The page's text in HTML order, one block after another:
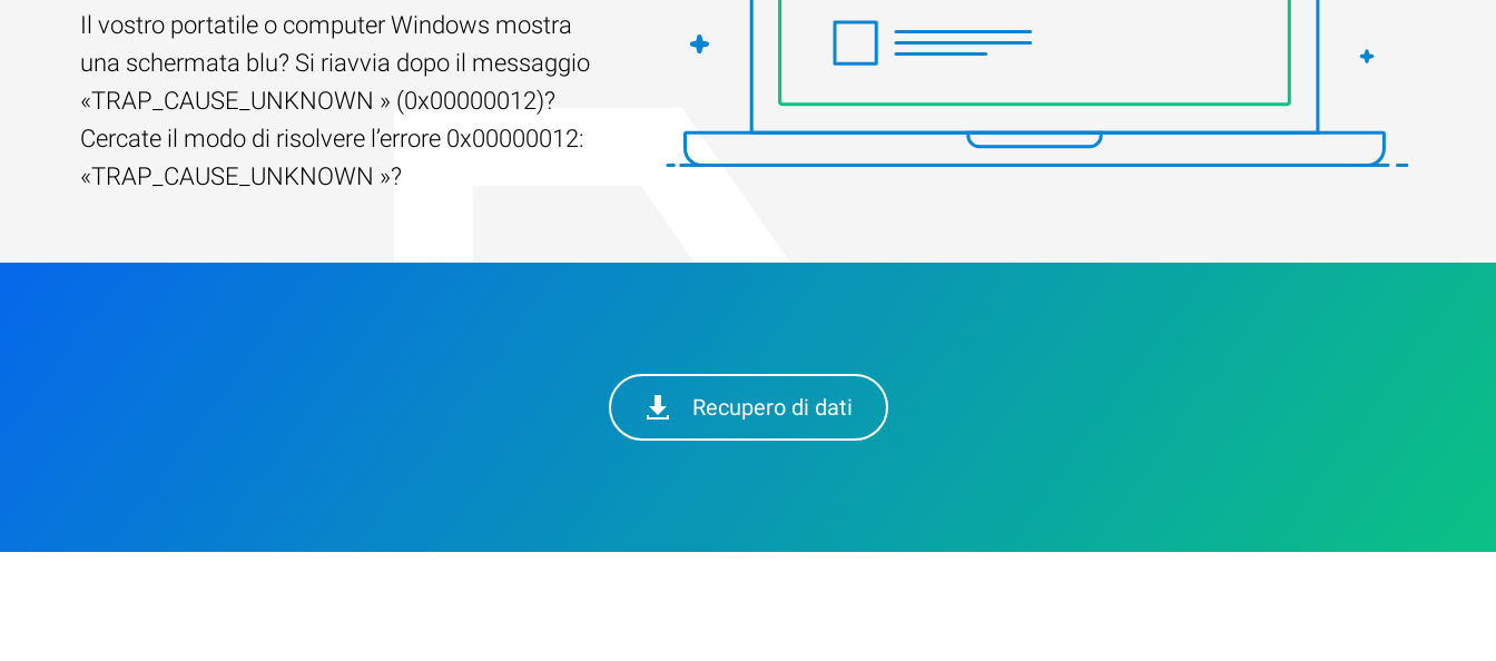
Il vostro portatile o computer Windows mostra
una schermata blu? Si riavvia dopo il messaggio
«TRAP_CAUSE_UNKNOWN » (0x00000012)?
Cercate il modo di risolvere l’errore 0x00000012:
«TRAP_CAUSE_UNKNOWN »?
Recupero di dati